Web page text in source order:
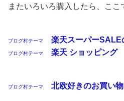
またいろいろ購入したら、ここ
ブログ村テーマ 楽天スーパーSALE
ブログ村テーマ 楽天 ショッピング
ブログ村テーマ 北欧好きのお買い